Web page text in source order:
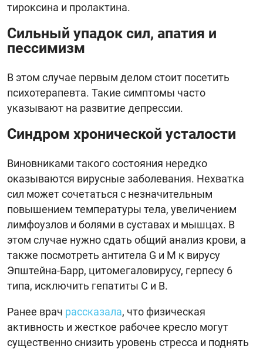
тироксина и пролактина.
Сильный упадок сил, апатия и
пессимизм
В этом случае первым делом стоит посетить
психотерапевта. Такие симптомы часто
указывают на развитие депрессии.
Синдром хронической усталости
Виновниками такого состояния нередко
оказываются вирусные заболевания. Нехватка
сил может сочетаться с незначительным
повышением температуры тела, увеличением
лимфоузлов и болями в суставах и мышцах. В
этом случае нужно сдать общий анализ крови, а
также посмотреть антитела G и М к вирусу
Эпштейна-Барр, цитомегаловирусу, герпесу 6
типа, исключить гепатиты С и В.
Ранее врач рассказала, что физическая
активность и жесткое рабочее кресло могут
существенно снизить уровень стресса и поднять